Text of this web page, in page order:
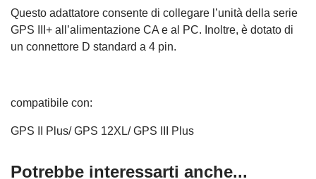
Questo adattatore consente di collegare l’unità della serie
GPS III+ all’alimentazione CA e al PC. Inoltre, è dotato di
un connettore D standard a 4 pin.
compatibile con:
GPS II Plus/ GPS 12XL/ GPS III Plus
Potrebbe interessarti anche...